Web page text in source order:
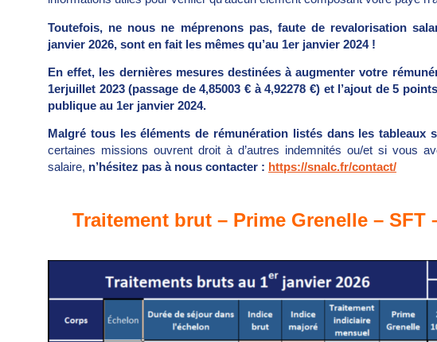
Toutefois, ne nous ne méprenons pas, faute de revalorisation
janvier 2026, sont en fait les mêmes qu’au 1er janvier 2024 !
En effet, les dernières mesures destinées à augmenter votre
1erjuillet 2023 (passage de 4,85003 € à4,92278 €)et l’ajout de5
publique au 1er janvier 2024.
Malgré tous les éléments de rémunération listés dans les tableaux
certaines missions ouvrent droit à d’autres indemnités ou/et si vous
salaire, n’hésitez pas à nous contacter : https://snalc.fr/contact/
Traitement brut – Prime Grenelle – SFT